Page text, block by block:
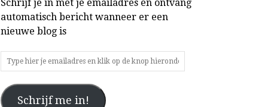
Schrijf je in met je emailadres en ontvang
automatisch bericht wanneer er een
nieuwe blog is
Type
hier
je
emailadres
Schrijf me in!